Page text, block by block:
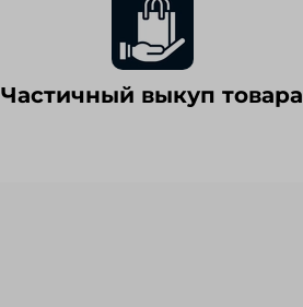
Частичный выкуп товара